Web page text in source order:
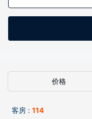
价格
客房 : 114